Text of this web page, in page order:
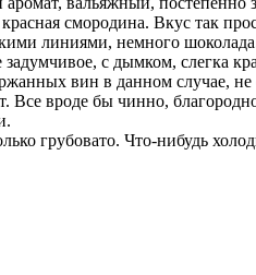
смородина. Вкус так
линиями, немного
с дымком, слегка
вин в данном случае,
вроде бы чинно,
грубовато. Что-нибудь